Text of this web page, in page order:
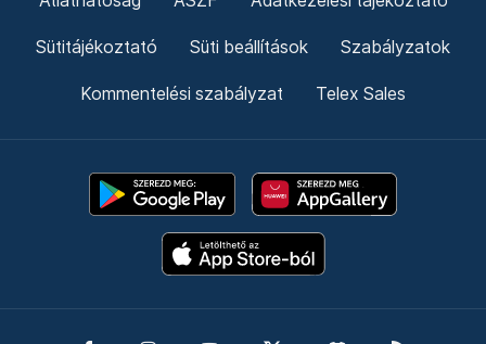
Sütitájékoztató Süti beállítások Szabályzatok
Kommentelési szabályzat Telex Sales